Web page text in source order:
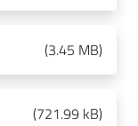
(3.45 MB)
(721.99 kB)